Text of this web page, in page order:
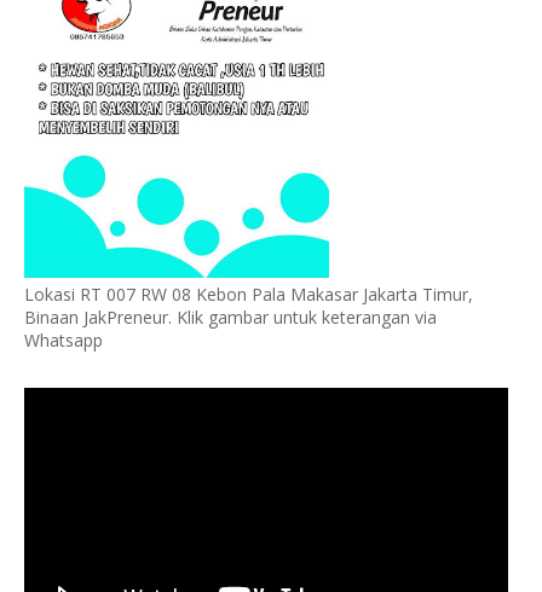
Lokasi RT 007 RW 08 Kebon Pala Makasar Jakarta Timur,
Binaan JakPreneur. Klik gambar untuk keterangan via
Whatsapp